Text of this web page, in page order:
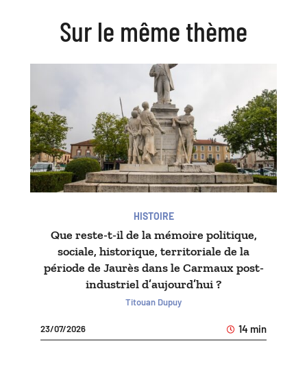
Sur le même thème
HISTOIRE
Que reste-t-il de la mémoire politique,
sociale, historique, territoriale de la
période de Jaurès dans le Carmaux post-
industriel d’aujourd’hui ?
Titouan Dupuy
23/07/2026 14 min